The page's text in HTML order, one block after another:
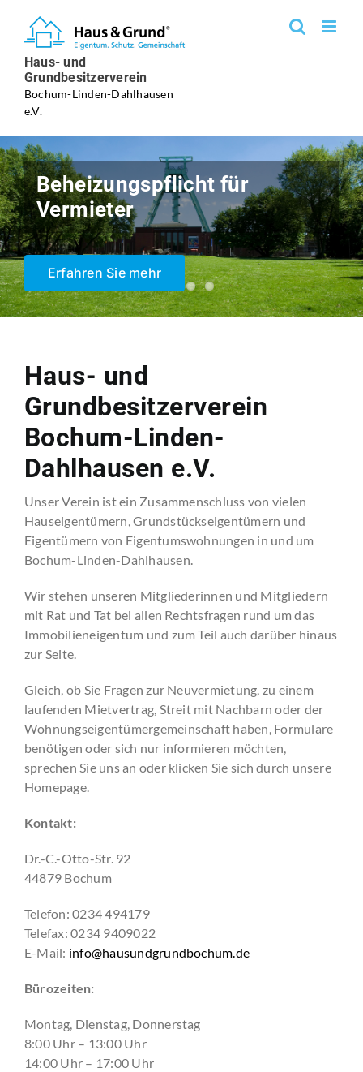
Inhalt
springen
Haus- und
Grundbesitzerverein
Bochum-Linden-Dahlhausen
e.V.
Beheizungspflicht für
Vermieter
Erfahren Sie mehr
Haus- und
Grundbesitzerverein
Bochum-Linden-
Dahlhausen e.V.
Unser Verein ist ein Zusammenschluss von vielen
Hauseigentümern, Grundstückseigentümern und
Eigentümern von Eigentumswohnungen in und um
Bochum-Linden-Dahlhausen.
Wir stehen unseren Mitgliederinnen und Mitgliedern
mit Rat und Tat bei allen Rechtsfragen rund um das
Immobilieneigentum und zum Teil auch darüber hinaus
zur Seite.
Gleich, ob Sie Fragen zur Neuvermietung, zu einem
laufenden Mietvertrag, Streit mit Nachbarn oder der
Wohnungseigentümergemeinschaft haben, Formulare
benötigen oder sich nur informieren möchten,
sprechen Sie uns an oder klicken Sie sich durch unsere
Homepage.
Kontakt:
Dr.-C.-Otto-Str. 92
44879 Bochum
Telefon: 0234 494179
Telefax: 0234 9409022
E-Mail: info@hausundgrundbochum.de
Bürozeiten:
Montag, Dienstag, Donnerstag
8:00 Uhr – 13:00 Uhr
14:00 Uhr – 17:00 Uhr